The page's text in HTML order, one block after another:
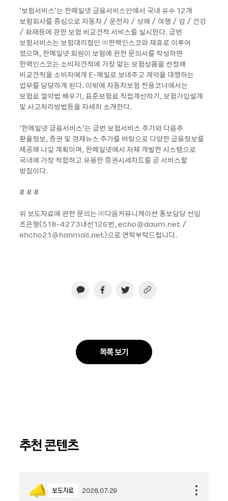
‘보험서비스’는 한메일넷 금융서비스안에서 국내 유수 12개
보험회사를 중심으로 자동차 / 운전자 / 상해 / 여행 / 암 / 건강
/ 화재등에 관한 보험 비교견적 서비스를 실시한다. 금번
보험서비스는 보험대리점인 ㈜한맥인스코와 제휴로 이루어
졌으며, 한메일넷 회원이 보험에 관한 문의서를 작성하면
한맥인스코는 소비자견적에 가장 맞는 보험상품을 선정해
비교견적을 소비자에게 E-메일로 보내주고 계약을 대행하는
업무를 담당하게 된다. 이밖에 자동차보험 전용코너에서는
보험료 절약법 배우기, 표준보험료 직접계산하기, 보험가입설계
및 사고처리방법등을 자세히 소개한다.
‘한메일넷 금융서비스’는 금번 보험서비스 추가와 다음주
환율정보, 증권 및 경제뉴스 추가를 바탕으로 다양한 금융정보를
제공해 나갈 계획이며, 한메일넷에서 자체 개발한 시스템으로
국내에 가장 적합하고 유용한 증권시세차트를 곧 서비스할
방침이다.
# # #
위 보도자료에 관한 문의는 ㈜다음커뮤니케이션 홍보담당 선임
조은형(518-4273내선126번, echo@daum.net /
ehcho21@hanmail.net)으로 연락부탁드립니다.
목록 보기
추천 콘텐츠
보도자료 2026.07.29